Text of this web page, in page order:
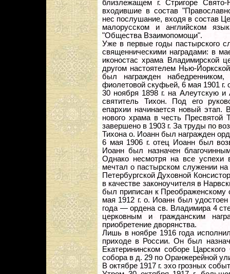
близлежащем г. Стригоре Свято-
входившие в состав
нес послушание, входя в состав
малорусском и английском
"Общества Взаимопомощи".
Уже в первые годы пастырского
священническими наградами: в
иконостас храма Владимирской
другом настоятелем Нью-
был награжден
фиолетовой скуфьей, 6 мая 1901
30 ноября 1898 г. на Алеутскую
святитель Тихон. Под его
епархии начинается новый этап.
нового храма в честь Пресвятой
завершено в 1903 г. За труды по
Тихона о. Иоанн был награжден
6 мая 1906 г. отец Иоанн был
Иоанн был назначен
Однако несмотря на все
мечтал о пастырском служении
Петербургской Духовной
в качестве законоучителя в
был приписан к
мая 1912 г. о. Иоанн был
года — ордена св. Владимира 4
церковным и гражданским
приобретение дворянства.
Лишь в ноябре 1916 года
приходе в России. Он был
Екатерининском соборе
собора в д. 29 по Оранжерейной
В октябре 1917 г. эхо грозных